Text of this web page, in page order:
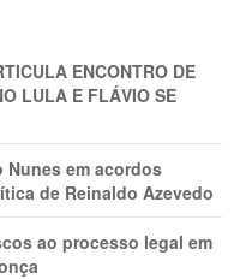
ENCONTRO DE
LULA E FLÁVIO SE
em acordos
de Reinaldo Azevedo
ao processo legal em